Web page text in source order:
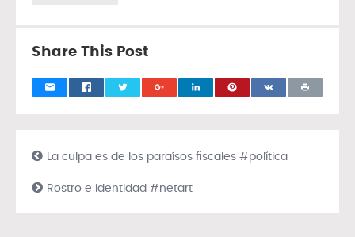
Share This Post
La culpa es de los paraísos fiscales #política
Rostro e identidad #netart